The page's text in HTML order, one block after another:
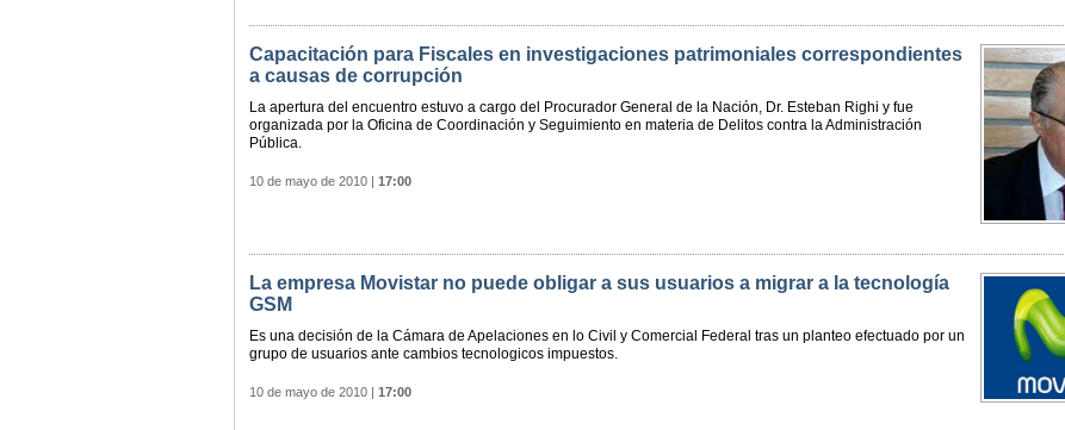
Capacitación para Fiscales en investigaciones patrimoniales correspondientes
a causas de corrupción
La apertura del encuentro estuvo a cargo del Procurador General de la Nación, Dr. Esteban Righi y fue
organizada por la Oficina de Coordinación y Seguimiento en materia de Delitos contra la Administración
Pública.
10 de mayo de 2010| 17:00
La empresa Movistar no puede obligar a sus usuarios a migrar a la tecnología
GSM
Es una decisión de la Cámara de Apelaciones en lo Civil y Comercial Federal tras un planteo efectuado por un
grupo de usuarios ante cambios tecnologicos impuestos.
10 de mayo de 2010| 17:00